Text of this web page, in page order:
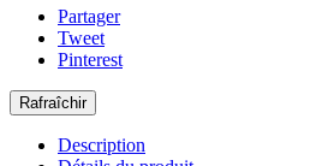
Partager
Tweet
Pinterest
Description